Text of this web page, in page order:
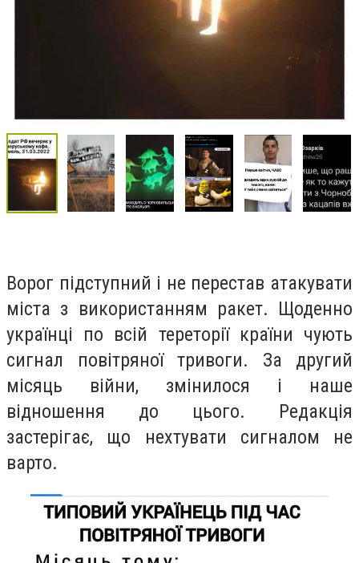
Ворог підступний і не перестав атакувати
міста з використанням ракет. Щоденно
українці по всій тереторії країни чують
сигнал повітряної тривоги. За другий
місяць війни, змінилося і наше
відношення до цього. Редакція
застерігає, що нехтувати сигналом не
варто.